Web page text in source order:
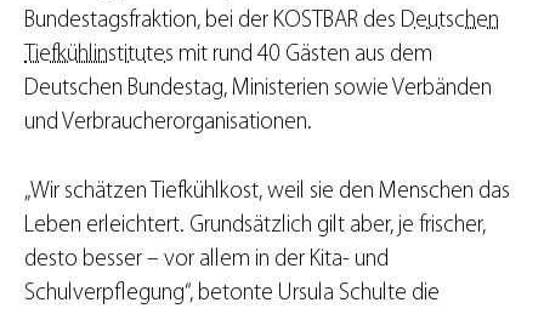
Bundestagsfraktion, bei der KOSTBAR des Deutschen
Tiefkühlinstitutes mit rund 40 Gästen aus dem
Deutschen Bundestag, Ministerien sowie Verbänden
und Verbraucherorganisationen.
„Wir schätzen Tiefkühlkost, weil sie den Menschen das
Leben erleichtert. Grundsätzlich gilt aber, je frischer,
desto besser – vor allem in der Kita- und
Schulverpflegung“, betonte Ursula Schulte die